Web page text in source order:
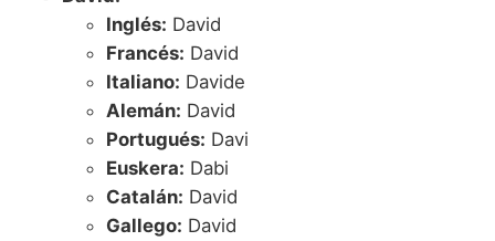
Inglés: David
Francés: David
Italiano: Davide
Alemán: David
Portugués: Davi
Euskera: Dabi
Catalán: David
Gallego: David